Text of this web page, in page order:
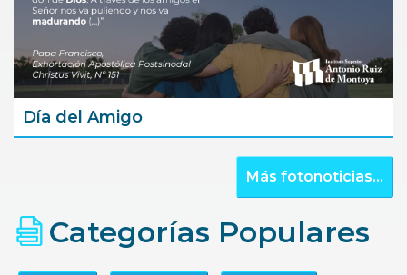
Día del Amigo
Más fotonoticias...
Categorías Populares